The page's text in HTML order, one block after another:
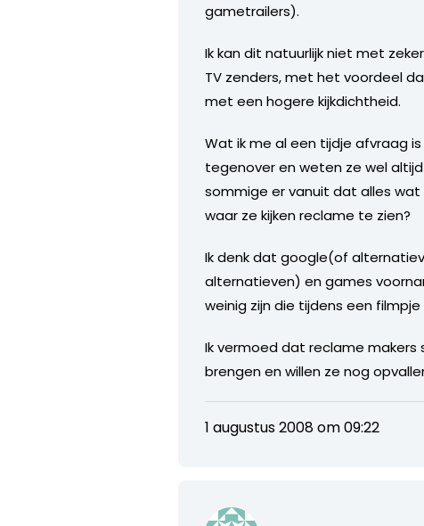
gametrailers).
Ik kan dit natuurlijk niet met
TV zenders, met het voordeel
met een hogere kijkdichtheid.
Wat ik me al een tijdje afvraag
tegenover en weten ze wel
sommige er vanuit dat alles
waar ze kijken reclame te zien?
Ik denk dat google(of
alternatieven) en games
weinig zijn die tijdens een
Ik vermoed dat reclame
brengen en willen ze nog
1 augustus 2008 om 09:22